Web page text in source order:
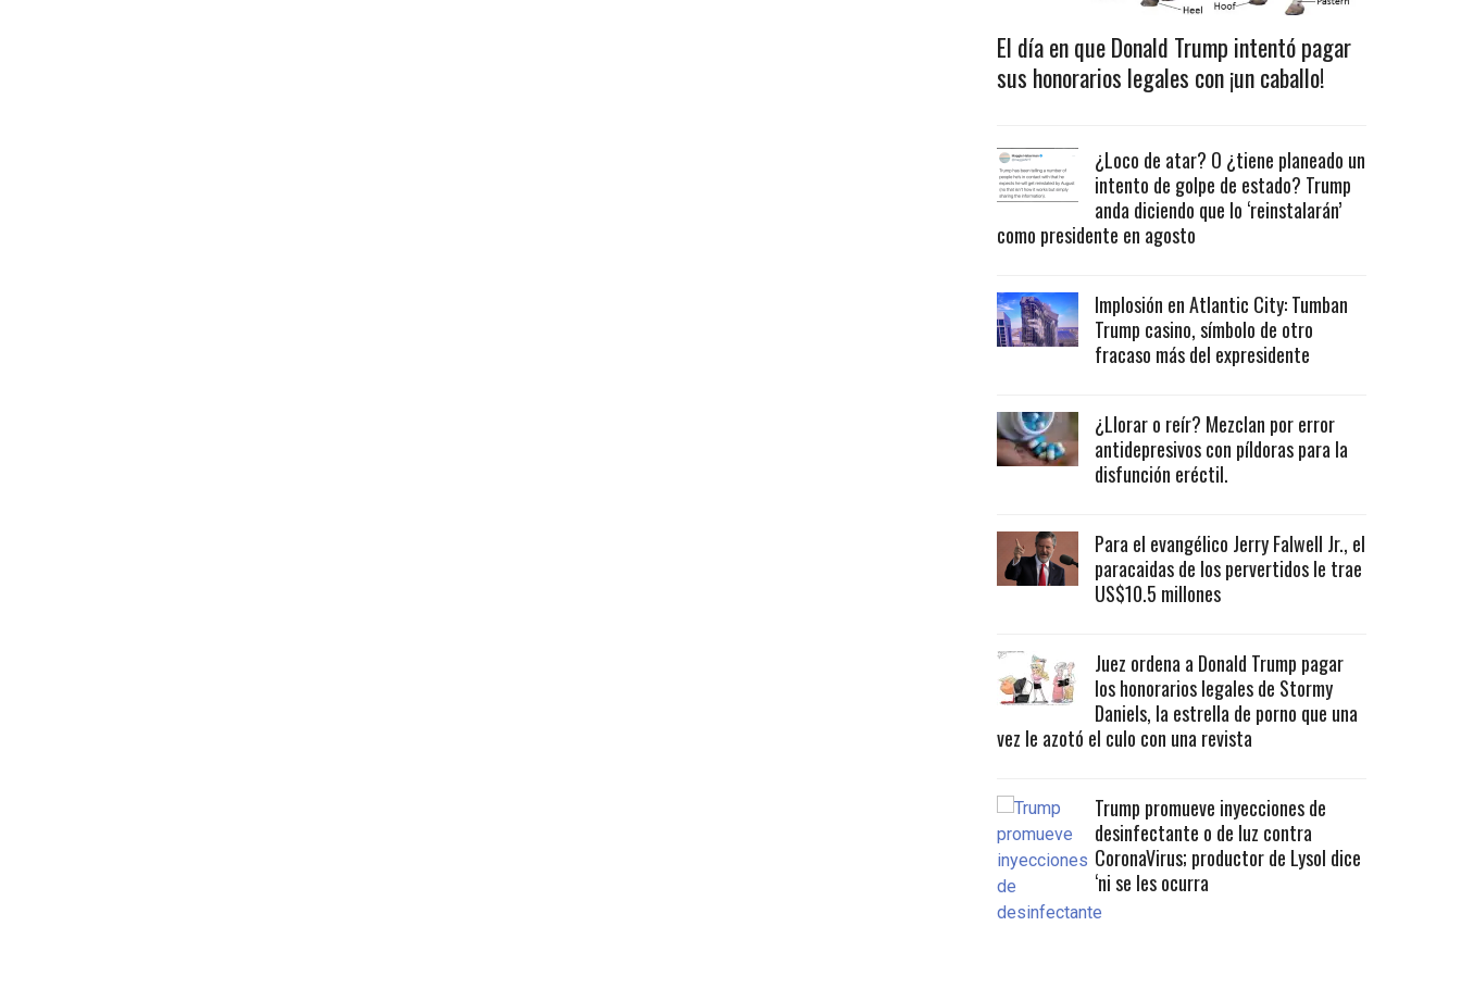
El día en que Donald Trump intentó pagar
sus honorarios legales con ¡un caballo!
¿Loco de atar? O ¿tiene planeado un
intento de golpe de estado? Trump
anda diciendo que lo ‘reinstalarán’
como presidente en agosto
Implosión en Atlantic City: Tumban
Trump casino, símbolo de otro
fracaso más del expresidente
¿Llorar o reír? Mezclan por error
antidepresivos con píldoras para la
disfunción eréctil.
Para el evangélico Jerry Falwell Jr., el
paracaidas de los pervertidos le trae
US$10.5 millones
Juez ordena a Donald Trump pagar
los honorarios legales de Stormy
Daniels, la estrella de porno que una
vez le azotó el culo con una revista
Trump promueve inyecciones de
desinfectante o de luz contra
CoronaVirus; productor de Lysol dice
‘ni se les ocurra